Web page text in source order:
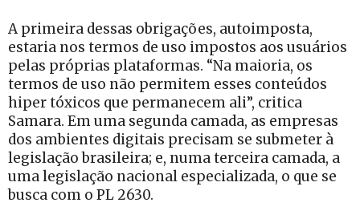
A primeira dessas obrigações, autoimposta,
estaria nos termos de uso impostos aos usuários
pelas próprias plataformas. “Na maioria, os
termos de uso não permitem esses conteúdos
hiper tóxicos que permanecem ali”, critica
Samara. Em uma segunda camada, as empresas
dos ambientes digitais precisam se submeter à
legislação brasileira; e, numa terceira camada, a
uma legislação nacional especializada, o que se
busca com o PL 2630.